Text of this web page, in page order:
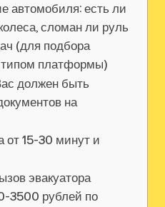
автомобиля: есть ли
сломан ли руль
(для подбора
платформы)
должен быть
на
от 15-30 минут и
эвакуатора
3500 рублей по